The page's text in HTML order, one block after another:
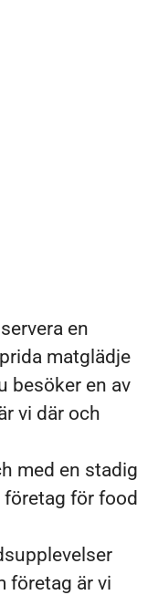
en
matglädje
besöker en av
vi där och
med en stadig
företag för food
företag är vi